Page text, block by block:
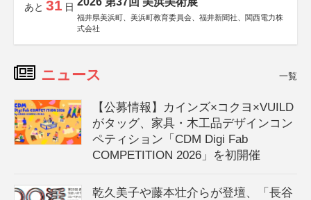
あと 31 日
福井県美浜町、美浜町教育委員会、福井新聞社、関西電力株
式会社
ニュース 一覧
【公募情報】カインズ×コクヨ×VUILD
がタッグ、家具・木工品デザインコン
ペティション「CDM Digi Fab
COMPETITION 2026」を初開催
乾久美子や藤本壮介らが登壇、「長谷